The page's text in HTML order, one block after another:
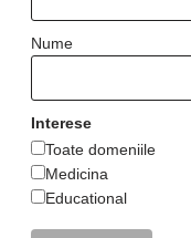
Nume
Interese
Toate domeniile
Medicina
Educational